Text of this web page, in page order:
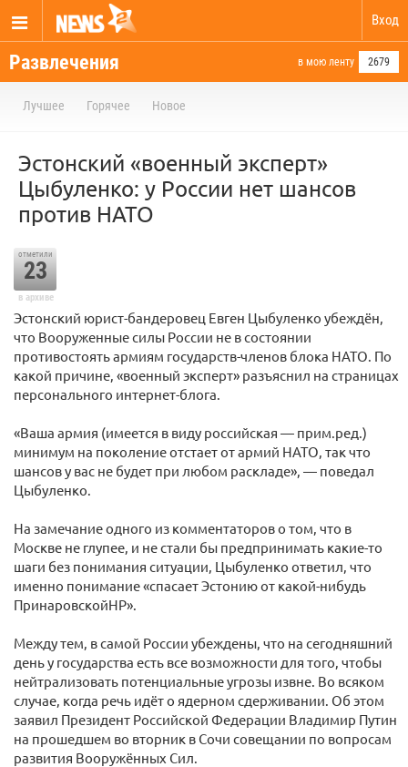
Вход
Развлечения в мою ленту 2679
Лучшее Горячее Новое
Эстонский «военный эксперт»
Цыбуленко: у России нет шансов
против НАТО
отметили
23
в архиве
Эстонский юрист-бандеровец Евген Цыбуленко убеждён,
что Вооруженные силы России не в состоянии
противостоять армиям государств-членов блока НАТО. По
какой причине, «военный эксперт» разъяснил на страницах
персонального интернет-блога.
«Ваша армия (имеется в виду российская — прим.ред.)
минимум на поколение отстает от армий НАТО, так что
шансов у вас не будет при любом раскладе», — поведал
Цыбуленко.
На замечание одного из комментаторов о том, что в
Москве не глупее, и не стали бы предпринимать какие-то
шаги без понимания ситуации, Цыбуленко ответил, что
именно понимание «спасает Эстонию от какой-нибудь
ПринаровскойНР».
Между тем, в самой России убеждены, что на сегодняшний
день у государства есть все возможности для того, чтобы
нейтрализовать потенциальные угрозы извне. Во всяком
случае, когда речь идёт о ядерном сдерживании. Об этом
заявил Президент Российской Федерации Владимир Путин
на прошедшем во вторник в Сочи совещании по вопросам
развития Вооружённых Сил.